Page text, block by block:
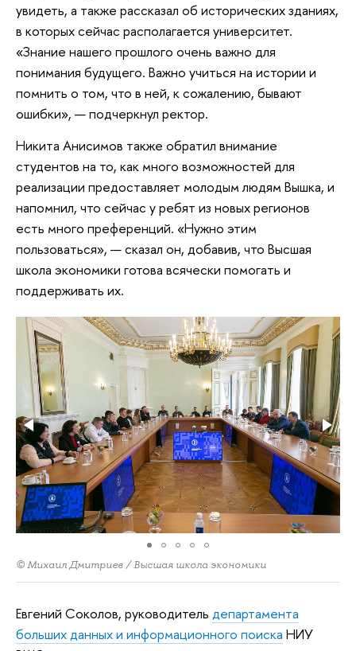
увидеть, а также рассказал об исторических зданиях,
в которых сейчас располагается университет.
«Знание нашего прошлого очень важно для
понимания будущего. Важно учиться на истории и
помнить о том, что в ней, к сожалению, бывают
ошибки», — подчеркнул ректор.
Никита Анисимов также обратил внимание
студентов на то, как много возможностей для
реализации предоставляет молодым людям Вышка, и
напомнил, что сейчас у ребят из новых регионов
есть много преференций. «Нужно этим
пользоваться», — сказал он, добавив, что Высшая
школа экономики готова всячески помогать и
поддерживать их.
© Михаил Дмитриев / Высшая школа экономики
Евгений Соколов, руководитель департамента
больших данных и информационного поиска НИУ